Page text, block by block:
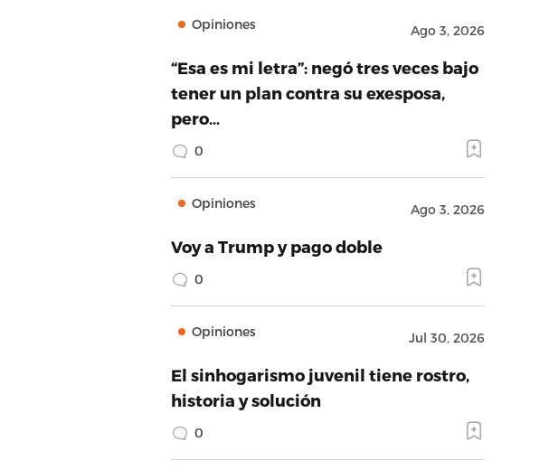
Opiniones Ago 3, 2026
“Esa es mi letra”: negó tres veces bajo
tener un plan contra su exesposa,
pero…
0
Opiniones Ago 3, 2026
Voy a Trump y pago doble
0
Opiniones Jul 30, 2026
El sinhogarismo juvenil tiene rostro,
historia y solución
0